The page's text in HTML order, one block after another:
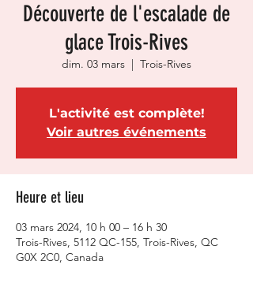
Découverte de l'escalade de
glace Trois-Rives
dim. 03 mars
  |
Trois-Rives
L'activité est complète!
Voir autres événements
Heure et lieu
03 mars 2024, 10 h 00 – 16 h 30
Trois-Rives, 5112 QC-155, Trois-Rives, QC
G0X 2C0, Canada